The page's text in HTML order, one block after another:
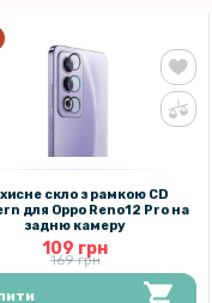
Reno12 5g
для Oppo A60,
скло з рамкою CD
для Oppo Reno12 Pro на
задню камеру
109 грн
169 грн